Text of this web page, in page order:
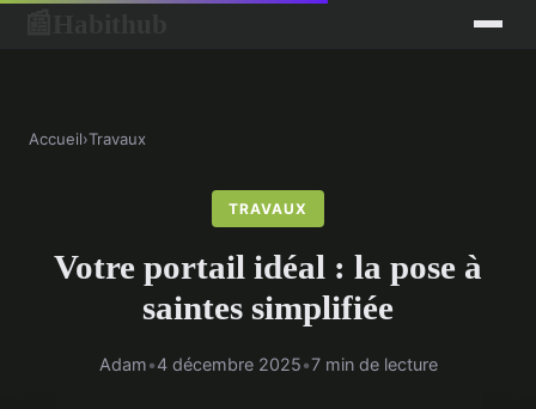
Accueil›Travaux
TRAVAUX
Votre portail idéal : la pose à
saintes simplifiée
Adam•4 décembre 2025•7 min de lecture